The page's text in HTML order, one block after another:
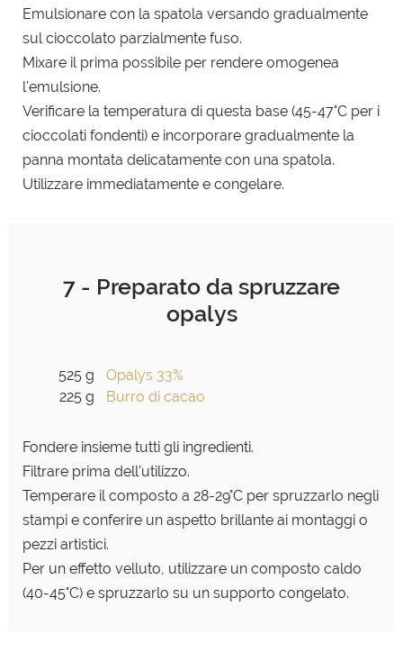
Emulsionare con la spatola versando gradualmente
sul cioccolato parzialmente fuso.
Mixare il prima possibile per rendere omogenea
l'emulsione.
Verificare la temperatura di questa base (45-47°C per i
cioccolati fondenti) e incorporare gradualmente la
panna montata delicatamente con una spatola.
Utilizzare immediatamente e congelare.
7 - Preparato da spruzzare
opalys
525 g
Opalys 33%
225 g
Burro di cacao
Fondere insieme tutti gli ingredienti.
Filtrare prima dell'utilizzo.
Temperare il composto a 28-29°C per spruzzarlo negli
stampi e conferire un aspetto brillante ai montaggi o
pezzi artistici.
Per un effetto velluto, utilizzare un composto caldo
(40-45°C) e spruzzarlo su un supporto congelato.